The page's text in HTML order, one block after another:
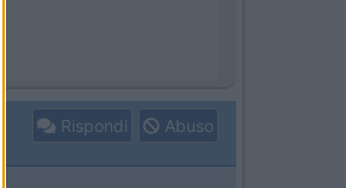
Rispondi Abuso